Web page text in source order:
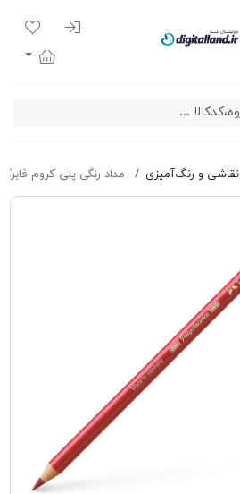
ورود به
لیست
سبد خرید
نقاشی و رنگ‌آمیزی مداد رنگی پلی کروم